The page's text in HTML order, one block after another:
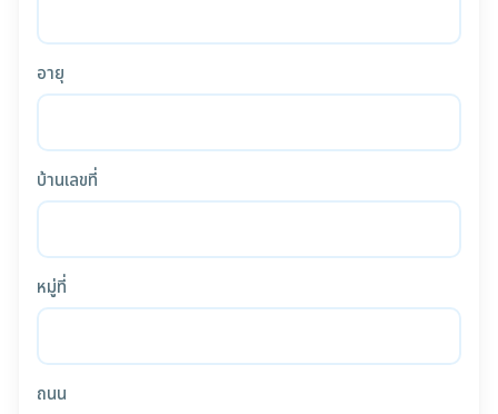
อายุ
บ้านเลขที่
หมู่ที่
ถนน